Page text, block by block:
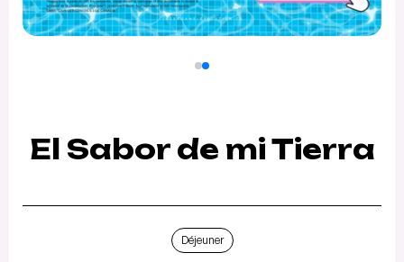
El Sabor de mi Tierra
Déjeuner